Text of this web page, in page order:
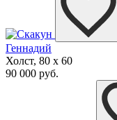
Геннадий
Холст, 80 x 60
90 000 руб.